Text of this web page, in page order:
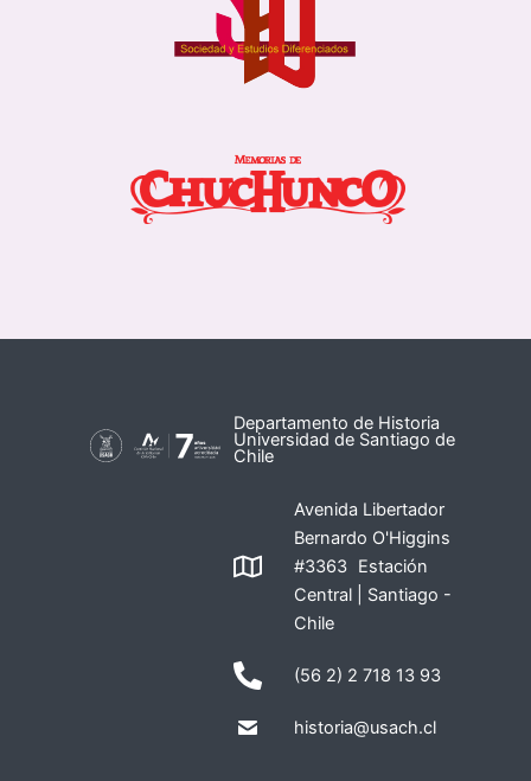
Departamento de Historia
Universidad de Santiago de
Chile
Avenida Libertador
Bernardo O'Higgins
#3363 Estación
Central | Santiago -
Chile
(56 2) 2 718 13 93
historia@usach.cl